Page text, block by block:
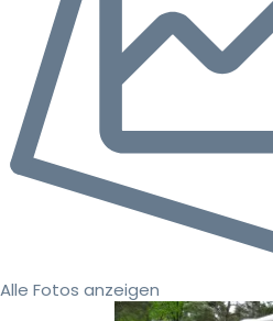
Alle Fotos anzeigen